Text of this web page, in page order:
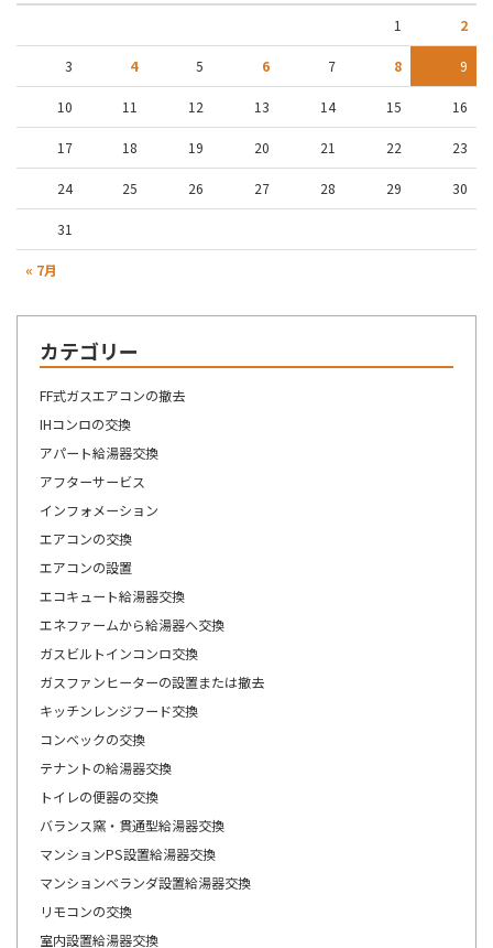
« 7月
1 2
3 4 5 6 7 8 9
10 11 12 13 14 15 16
17 18 19 20 21 22 23
24 25 26 27 28 29 30
31
カテゴリー
FF式ガスエアコンの撤去
IHコンロの交換
アパート給湯器交換
アフターサービス
インフォメーション
エアコンの交換
エアコンの設置
エコキュート給湯器交換
エネファームから給湯器へ交換
ガスビルトインコンロ交換
ガスファンヒーターの設置または撤去
キッチンレンジフード交換
コンベックの交換
テナントの給湯器交換
トイレの便器の交換
バランス窯・貫通型給湯器交換
マンションPS設置給湯器交換
マンションベランダ設置給湯器交換
リモコンの交換
室内設置給湯器交換